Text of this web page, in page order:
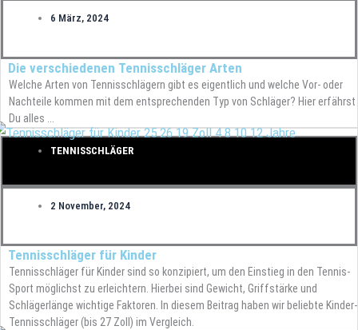
6 März, 2024
Die verschiedenen Tennisschläger Arten
Welche Arten von Tennisschlägern gibt es eigentlich und welche Vor- oder
Nachteile kommen mit dem entsprechenden Typ von Schläger? Hier erfährst
Du alles ...
TENNISSCHLÄGER
2 November, 2024
Tennisschläger für Kinder
Tennisschläger für Kinder sind so konzipiert, um den Einstieg in den Tennis-
Sport möglichst zu erleichtern. Hierbei sind Gewicht, Griffstärke und
Schlägerlänge wichtige Faktoren. In diesem Beitrag haben wir beliebte Kinder-
Tennisschläger (bis 27 Zoll) im Vergleich.